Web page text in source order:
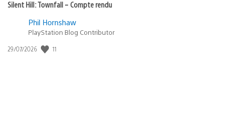
Silent Hill: Townfall – Compte rendu
Phil Hornshaw
PlayStation Blog Contributor
Date
29/07/2026 11